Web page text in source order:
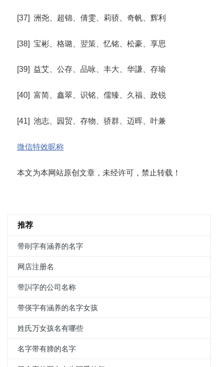
[37] 洲尧、超锦、倩雯、莉骄、奇帆、辉利
[38] 宝彬、格璐、翌策、忆铭、松豪、享思
[39] 益艾、公存、品咏、丰大、华謙、存瑜
[40] 富简、鑫翠、识铭、儒臻、久福、政锐
[41] 池志、园贸、存物、骄群、迈晖、叶兼
微信特效昵称
本文为本网站原创文章，未经许可，禁止转载！
推荐
带剈字有涵养的名字
网店注册名
带訆字的公司名称
带偀字有涵养的名字女孩
姓氏万女孩名有哪些
名字带有腣的名字